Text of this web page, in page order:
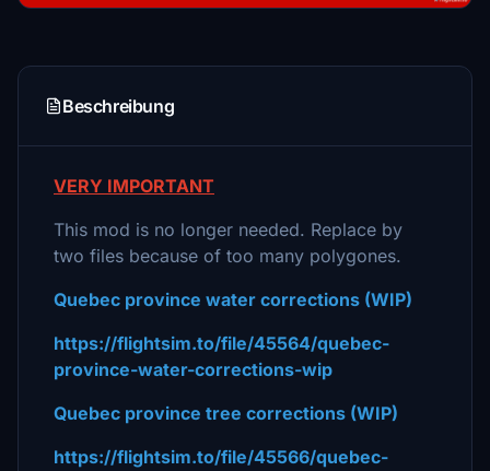
Beschreibung
VERY IMPORTANT
This mod is no longer needed. Replace by
two files because of too many polygones.
Quebec province water corrections (WIP)
https://flightsim.to/file/45564/quebec-
province-water-corrections-wip
Quebec province tree corrections (WIP)
https://flightsim.to/file/45566/quebec-